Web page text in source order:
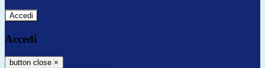
Accedi
Accedi
button close ×